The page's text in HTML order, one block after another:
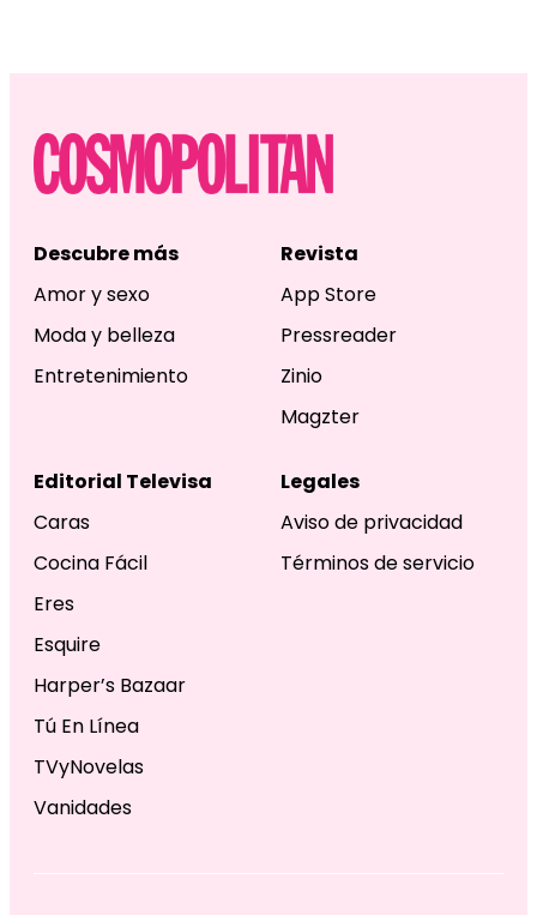
Descubre más
Amor y sexo
Moda y belleza
Entretenimiento
Revista
App Store
Pressreader
Zinio
Magzter
Editorial Televisa
Caras
Cocina Fácil
Eres
Esquire
Harper’s Bazaar
Tú En Línea
TVyNovelas
Vanidades
Legales
Aviso de privacidad
Términos de servicio